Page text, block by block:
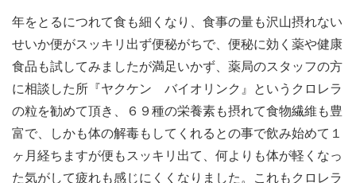
年をとるにつれて食も細くなり、食事の量も沢山摂れない
せいか便がスッキリ出ず便秘がちで、便秘に効く薬や健康
食品も試してみましたが満足いかず、薬局のスタッフの方
に相談した所『ヤクケン バイオリンク』というクロレラ
の粒を勧めて頂き、６９種の栄養素も摂れて食物繊維も豊
富で、しかも体の解毒もしてくれるとの事で飲み始めて１
ヶ月経ちますが便もスッキリ出て、何よりも体が軽くなっ
た気がして疲れも感じにくくなりました。これもクロレラ